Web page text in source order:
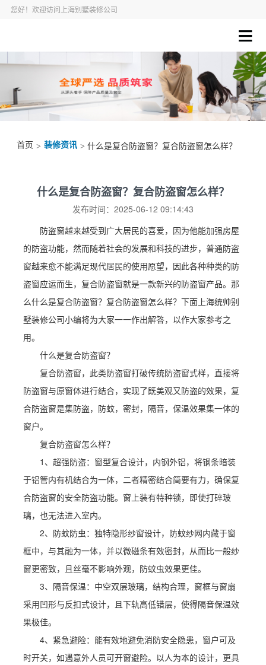
您好！欢迎访问上海别墅装修公司
首页 > 装修资讯 > 什么是复合防盗窗？复合防盗窗怎么样？
什么是复合防盗窗？复合防盗窗怎么样？
发布时间：2025-06-12 09:14:43
防盗窗越来越受到广大居民的喜爱，因为他能加强房屋
的防盗功能，然而随着社会的发展和科技的进步，普通防盗
窗越来愈不能满足现代居民的使用愿望，因此各种种类的防
盗窗应运而生，复合防盗窗就是一款新兴的防盗窗产品。那
么什么是复合防盗窗？复合防盗窗怎么样？下面上海统帅别
墅装修公司小编将为大家一一作出解答，以作大家参考之
用。
什么是复合防盗窗？
复合防盗窗，此类防盗窗打破传统防盗窗式样，直接将
防盗窗与原窗体进行结合，实现了既美观又防盗的效果，复
合防盗窗是集防盗，防蚊，密封，隔音，保温效果集一体的
窗户。
复合防盗窗怎么样？
1、超强防盗：窗型复合设计，内钢外铝，将钢条暗装
于铝管内有机结合为一体，二者精密结合简要有力，确保复
合防盗窗的安全防盗功能。窗上装有特种锁，即使打碎玻
璃，也无法进入室内。
2、防蚊防虫：独特隐形纱窗设计，防蚊纱网内藏于窗
框中，与其融为一体，并以微磁条有效密封，从而比一般纱
窗更密致，且丝毫不影响外观，防蚊虫效果更佳。
3、隔音保温：中空双层玻璃，结构合理，窗框与窗扇
采用凹形与反扣式设计，且下轨高低错层，使得隔音保温效
果极佳。
4、紧急避险：能有效地避免消防安全隐患，窗户可及
时开关，如遇意外人员可开窗避险。以人为本的设计，更具